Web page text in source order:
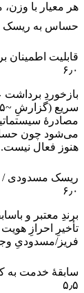
حساس به ریسک
قابلیت اطمینان
۶٫۰
بازخوردِ
مصادرهٔ
می‌شود چون
هنوز فعال نیست.
ریسک مسدودی /
۶٫۰
برندِ معتبر و
فریز/مسدودیِ
سابقهٔ خدمت به
۵٫۵